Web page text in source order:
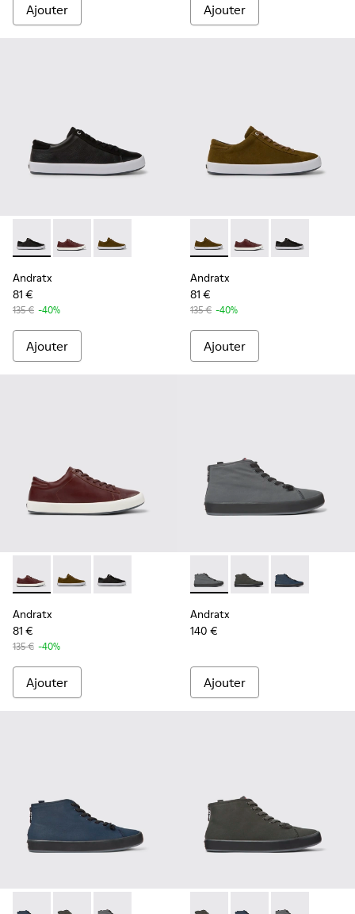
Ajouter Ajouter
Andratx - K100231-020 - Black
Andratx - K100231-029 - Baskets en cuir marron
Andratx - K100231-021 - Green
Andratx
81 €
135 € -40%
Ajouter
Andratx - K100231-021 -
Andratx - K100231-
Andratx -
Andratx
81 €
135 € -40%
Ajouter
Andratx - K100231-029 - Baskets en cuir marron Pour
Andratx - K100231-021 - Green
Andratx - K100231-020 - Black
Andratx
81 €
135 € -40%
Ajouter
Andratx - K300143-007 -
Andratx - K300143-
Andratx -
Andratx
140 €
Ajouter